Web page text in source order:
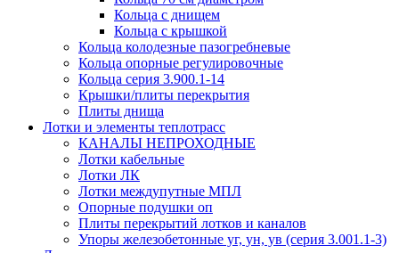
Кольца с днищем
Кольца с крышкой
Кольца колодезные пазогребневые
Кольца опорные регулировочные
Кольца серия 3.900.1-14
Крышки/плиты перекрытия
Плиты днища
Лотки и элементы теплотрасс
КАНАЛЫ НЕПРОХОДНЫЕ
Лотки кабельные
Лотки ЛК
Лотки междупутные МПЛ
Опорные подушки оп
Плиты перекрытий лотков и каналов
Упоры железобетонные уг, ун, ув (серия 3.001.1-3)